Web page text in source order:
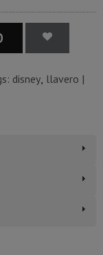
disney llavero |